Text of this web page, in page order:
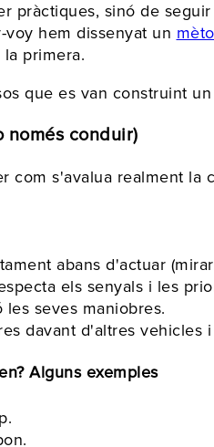
pràctiques, sinó de
hem dissenyat un
primera.
que es van construint
només conduir)
com s'avalua realment
abans d'actuar
els senyals i les
seves maniobres.
davant d'altres vehicles i
Alguns exemples